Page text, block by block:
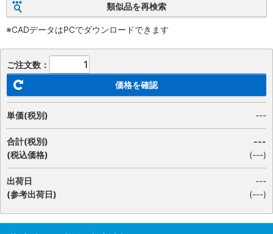
類似品を再検索
※CADデータはPCでダウンロードできます
ご注文数：
価格を確認
単価(税別) ---
合計(税別)
(税込価格)
---
(---)
出荷日
(参考出荷日)
---
(---)